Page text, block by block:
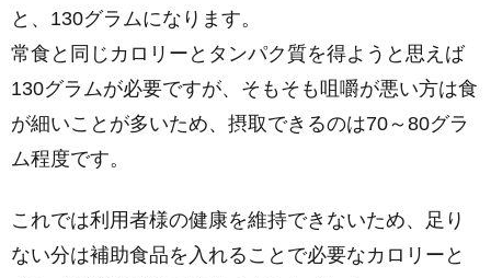
と、130グラムになります。
常食と同じカロリーとタンパク質を得ようと思えば
130グラムが必要ですが、そもそも咀嚼が悪い方は食
が細いことが多いため、摂取できるのは70～80グラ
ム程度です。
これでは利用者様の健康を維持できないため、足り
ない分は補助食品を入れることで必要なカロリーと